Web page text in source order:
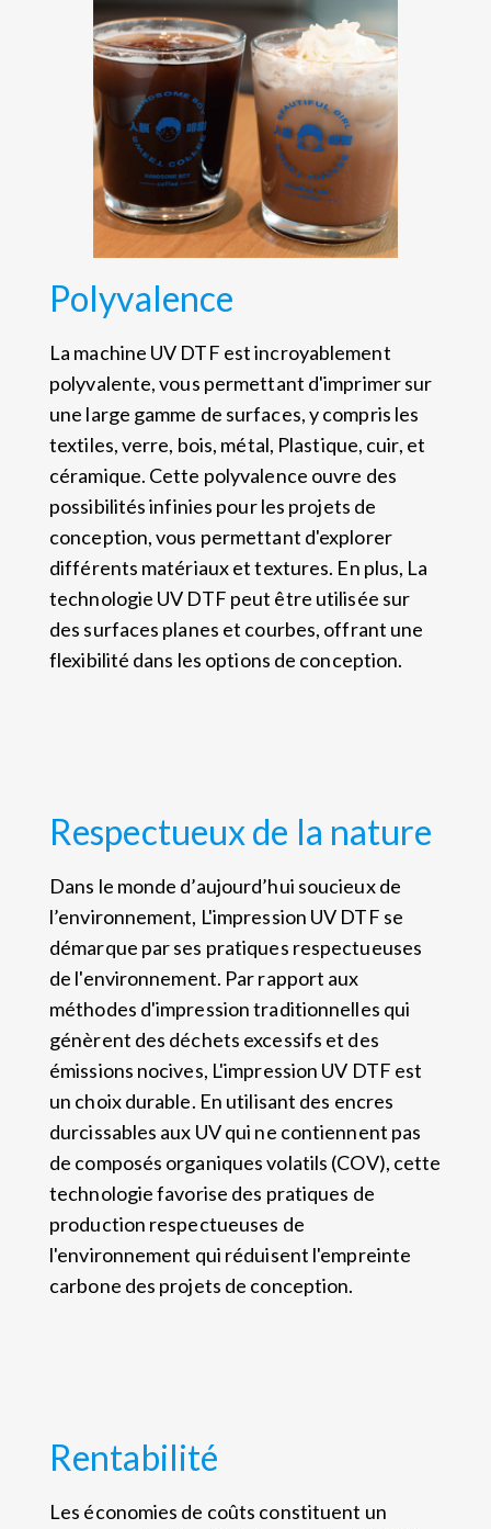
Polyvalence
La machine UV DTF est incroyablement
polyvalente, vous permettant d'imprimer sur
une large gamme de surfaces, y compris les
textiles, verre, bois, métal, Plastique, cuir, et
céramique. Cette polyvalence ouvre des
possibilités infinies pour les projets de
conception, vous permettant d'explorer
différents matériaux et textures. En plus, La
technologie UV DTF peut être utilisée sur
des surfaces planes et courbes, offrant une
flexibilité dans les options de conception.
Respectueux de la nature
Dans le monde d’aujourd’hui soucieux de
l’environnement, L'impression UV DTF se
démarque par ses pratiques respectueuses
de l'environnement. Par rapport aux
méthodes d'impression traditionnelles qui
génèrent des déchets excessifs et des
émissions nocives, L'impression UV DTF est
un choix durable. En utilisant des encres
durcissables aux UV qui ne contiennent pas
de composés organiques volatils (COV), cette
technologie favorise des pratiques de
production respectueuses de
l'environnement qui réduisent l'empreinte
carbone des projets de conception.
Rentabilité
Les économies de coûts constituent un